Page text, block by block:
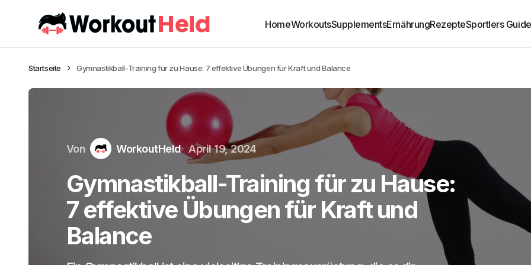
HomeWorkoutsSupplementsErnährungRezepteSportlers Guide
Startseite Gymnastikball-Training für zu Hause: 7 effektive Übungen für Kraft und Balance
Von WorkoutHeld April 19, 2024
Gymnastikball-Training für zu Hause:
7 effektive Übungen für Kraft und
Balance